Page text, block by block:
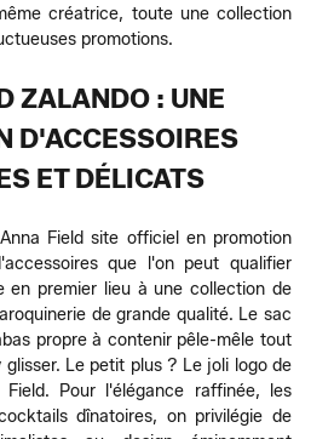
créatrice, toute une collection
promotions.
ZALANDO : UNE
D'ACCESSOIRES
ET DÉLICATS
Field site officiel en promotion
que l'on peut qualifier
en premier lieu à une collection de
de grande qualité. Le sac
propre à contenir pêle-mêle tout
Le petit plus ? Le joli logo de
Pour l'élégance raffinée, les
dînatoires, on privilégie de